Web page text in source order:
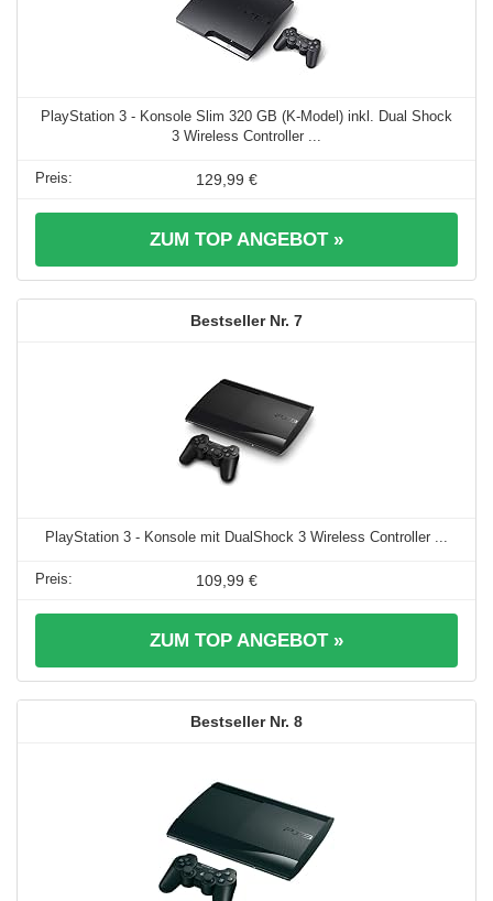
PlayStation 3 - Konsole Slim 320 GB (K-Model) inkl. Dual Shock
3 Wireless Controller ...
129,99 €
ZUM TOP ANGEBOT »
7
PlayStation 3 - Konsole mit DualShock 3 Wireless Controller ...
109,99 €
ZUM TOP ANGEBOT »
8